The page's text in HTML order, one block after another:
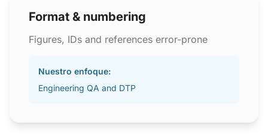
Format & numbering
Figures, IDs and references error-prone
Nuestro enfoque:
Engineering QA and DTP